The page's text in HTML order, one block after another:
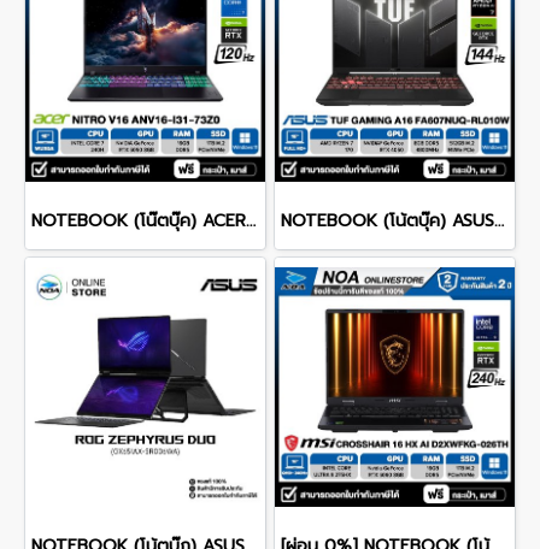
NOTEBOOK (โน๊ตบุ๊ค) ACER NITRO V 16 ANV16-I31-73Z0 16-inch WUXGA/CORE 7 240H/16GB/SSD 1TB/RTX 5060/WINDOWS 11 รับประกันซ่อมฟรีถึงบ้าน 3ปี NOTEBOOK (โน้ตบุ๊ค) ASUS TUF GAMING A16 FA607NUQ-RL010W 16" FHD+ 144Hz/RYZEN 7 170/RAM 8GB/SSD 512GB/RTX4050 รับประกันซ่อมฟรีถึงบ้าน 2ปี